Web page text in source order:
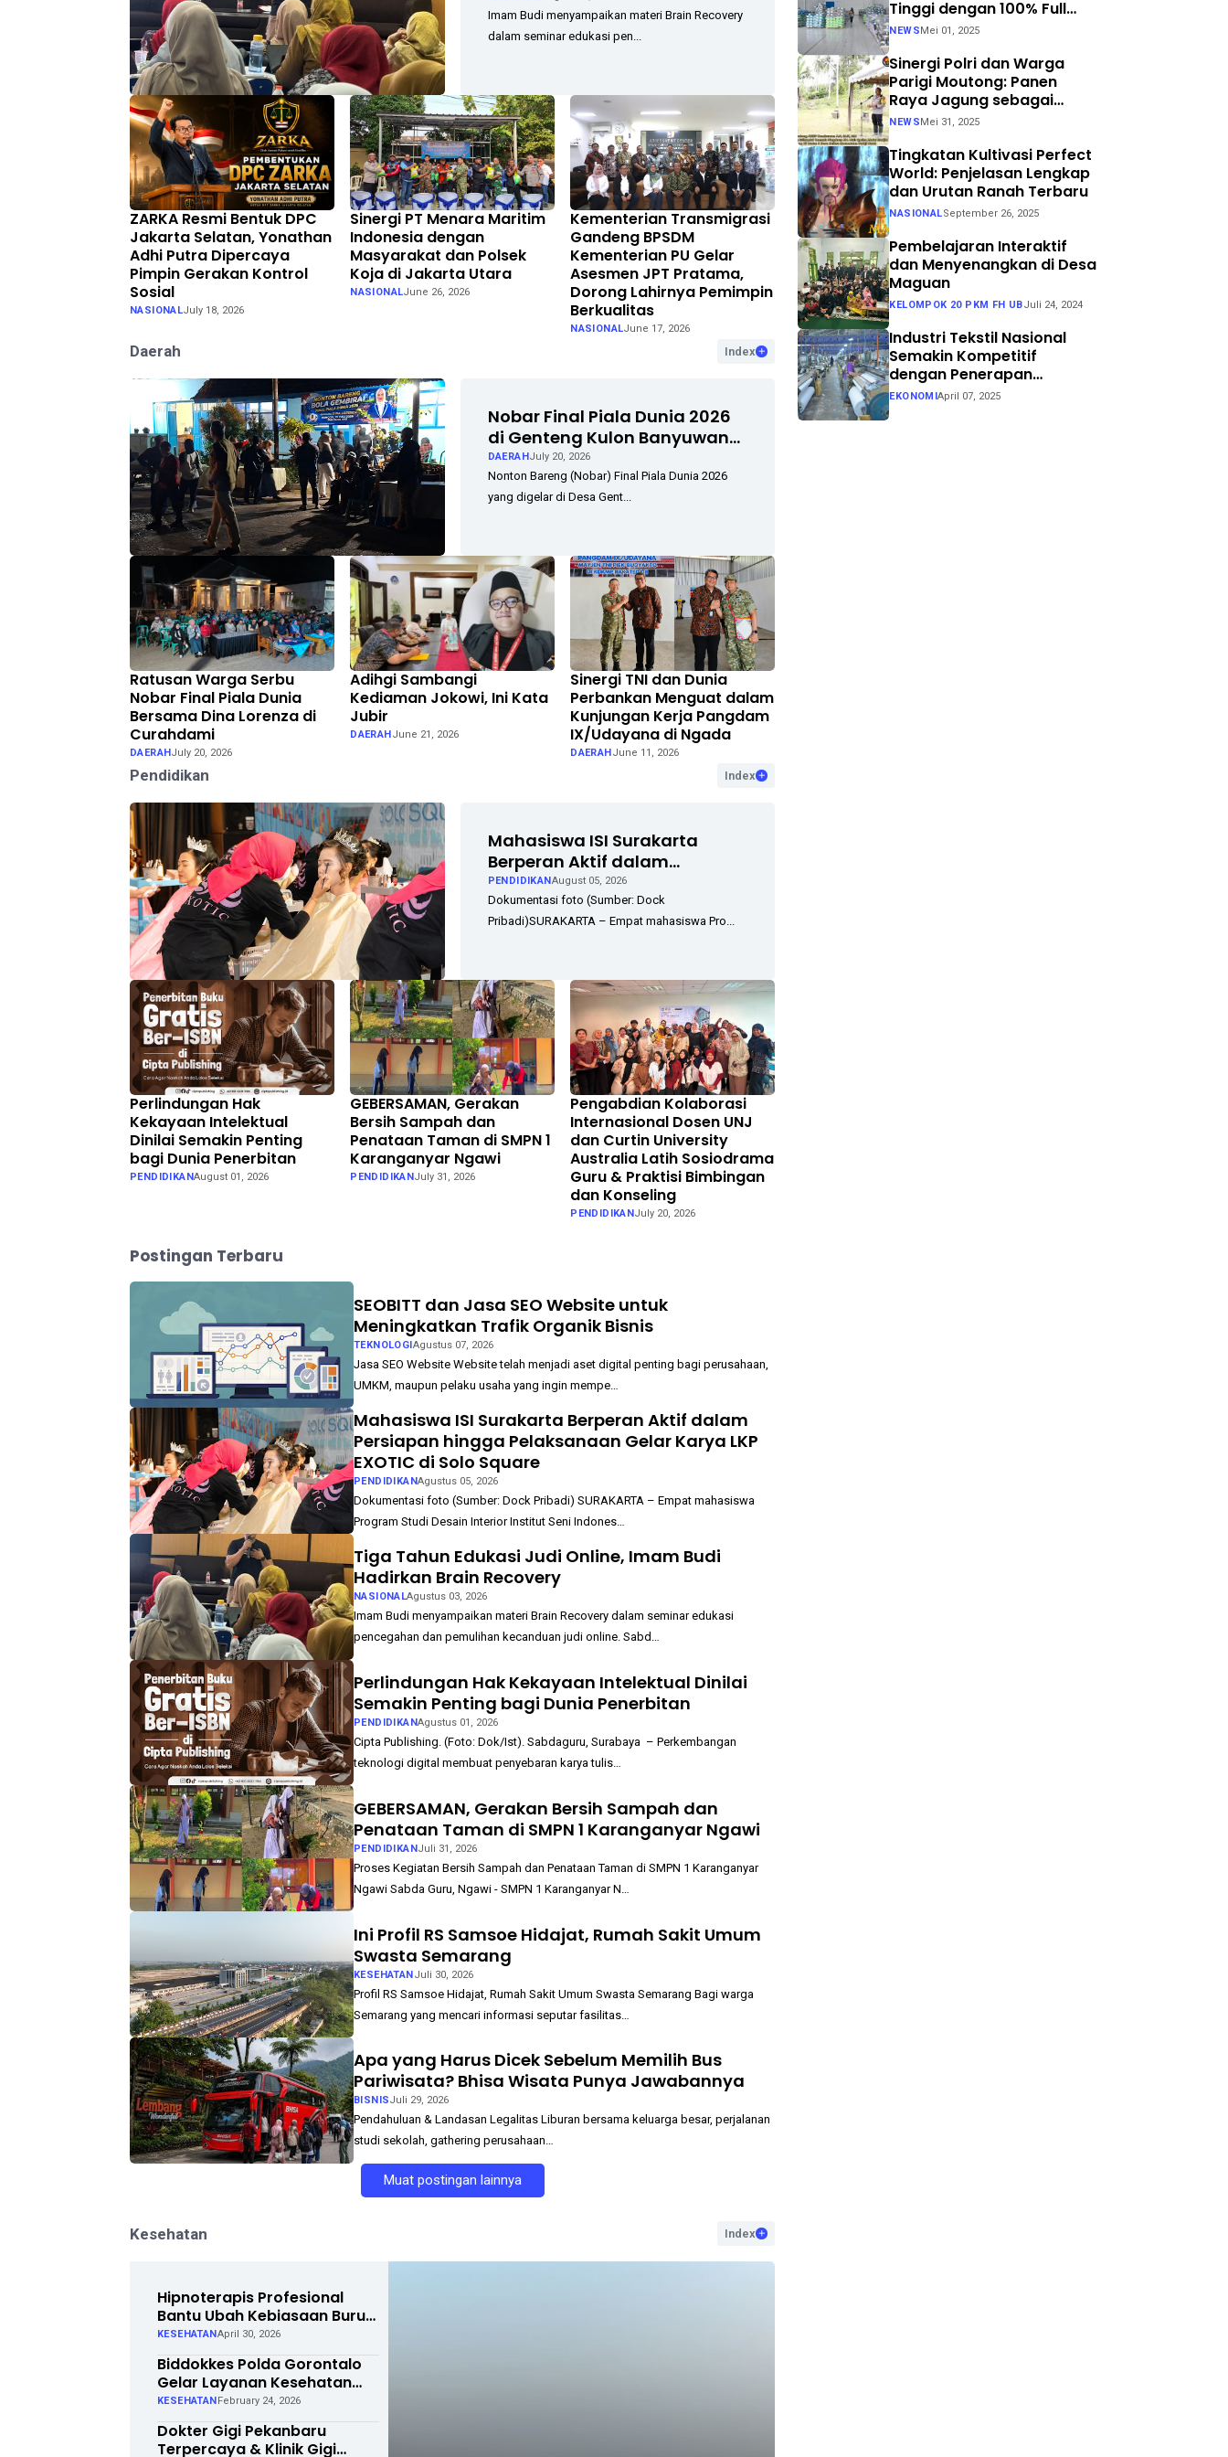
Imam Budi menyampaikan materi Brain Recovery
dalam seminar edukasi pen...
ZARKA Resmi Bentuk DPC
Jakarta Selatan, Yonathan
Adhi Putra Dipercaya
Pimpin Gerakan Kontrol
Sosial
NASIONALJuly 18, 2026
Sinergi PT Menara Maritim
Indonesia dengan
Masyarakat dan Polsek
Koja di Jakarta Utara
NASIONALJune 26, 2026
Kementerian Transmigrasi
Gandeng BPSDM
Kementerian PU Gelar
Asesmen JPT Pratama,
Dorong Lahirnya Pemimpin
Berkualitas
NASIONALJune 17, 2026
Daerah Index
Nobar Final Piala Dunia 2026
di Genteng Kulon Banyuwangi
Berlangsung Meriah,
Didukung TVRI Sport Bersama
Anggota DPR RI Dina Lorenza
DAERAH July 20, 2026
Nonton Bareng (Nobar) Final Piala Dunia 2026
yang digelar di Desa Gent...
Ratusan Warga Serbu
Nobar Final Piala Dunia
Bersama Dina Lorenza di
Curahdami
DAERAH July 20, 2026
Adihgi Sambangi
Kediaman Jokowi, Ini Kata
Jubir
DAERAH June 21, 2026
Sinergi TNI dan Dunia
Perbankan Menguat dalam
Kunjungan Kerja Pangdam
IX/Udayana di Ngada
DAERAH June 11, 2026
Pendidikan Index
Mahasiswa ISI Surakarta
Berperan Aktif dalam
Persiapan hingga
Pelaksanaan Gelar Karya LKP
EXOTIC di Solo Square
PENDIDIKAN August 05, 2026
Dokumentasi foto (Sumber: Dock
Pribadi)SURAKARTA – Empat mahasiswa Pro...
Perlindungan Hak
Kekayaan Intelektual
Dinilai Semakin Penting
bagi Dunia Penerbitan
PENDIDIKANAugust 01, 2026
GEBERSAMAN, Gerakan
Bersih Sampah dan
Penataan Taman di SMPN 1
Karanganyar Ngawi
PENDIDIKAN July 31, 2026
Pengabdian Kolaborasi
Internasional Dosen UNJ
dan Curtin University
Australia Latih Sosiodrama
Guru & Praktisi Bimbingan
dan Konseling
PENDIDIKAN July 20, 2026
Postingan Terbaru
SEOBITT dan Jasa SEO Website untuk
Meningkatkan Trafik Organik Bisnis
TEKNOLOGIAgustus 07, 2026
Jasa SEO Website Website telah menjadi aset digital penting bagi perusahaan,
UMKM, maupun pelaku usaha yang ingin mempe…
Mahasiswa ISI Surakarta Berperan Aktif dalam
Persiapan hingga Pelaksanaan Gelar Karya LKP
EXOTIC di Solo Square
PENDIDIKANAgustus 05, 2026
Dokumentasi foto (Sumber: Dock Pribadi) SURAKARTA – Empat mahasiswa
Program Studi Desain Interior Institut Seni Indones…
Tiga Tahun Edukasi Judi Online, Imam Budi
Hadirkan Brain Recovery
NASIONALAgustus 03, 2026
Imam Budi menyampaikan materi Brain Recovery dalam seminar edukasi
pencegahan dan pemulihan kecanduan judi online. Sabd…
Perlindungan Hak Kekayaan Intelektual Dinilai
Semakin Penting bagi Dunia Penerbitan
PENDIDIKANAgustus 01, 2026
Cipta Publishing. (Foto: Dok/Ist). Sabdaguru, Surabaya – Perkembangan
teknologi digital membuat penyebaran karya tulis…
GEBERSAMAN, Gerakan Bersih Sampah dan
Penataan Taman di SMPN 1 Karanganyar Ngawi
PENDIDIKANJuli 31, 2026
Proses Kegiatan Bersih Sampah dan Penataan Taman di SMPN 1 Karanganyar
Ngawi Sabda Guru, Ngawi - SMPN 1 Karanganyar N…
Ini Profil RS Samsoe Hidajat, Rumah Sakit Umum
Swasta Semarang
KESEHATANJuli 30, 2026
Profil RS Samsoe Hidajat, Rumah Sakit Umum Swasta Semarang Bagi warga
Semarang yang mencari informasi seputar fasilitas…
Apa yang Harus Dicek Sebelum Memilih Bus
Pariwisata? Bhisa Wisata Punya Jawabannya
BISNISJuli 29, 2026
Pendahuluan & Landasan Legalitas Liburan bersama keluarga besar, perjalanan
studi sekolah, gathering perusahaan…
Muat postingan lainnya
Kesehatan Index
Hipnoterapis Profesional
Bantu Ubah Kebiasaan Buruk
Jadi Lebih Baik
KESEHATANApril 30, 2026
Biddokkes Polda Gorontalo
Gelar Layanan Kesehatan
Gratis Selama Ramadhan
1447 Hijriah
KESEHATANFebruary 24, 2026
Dokter Gigi Pekanbaru
Terpercaya & Klinik Gigi
Tinggi dengan 100% Full
Process
NEWS Mei 01, 2025
Sinergi Polri dan Warga
Parigi Moutong: Panen
Raya Jagung sebagai
Langkah Nyata Menuju
NEWS Mei 31, 2025
Tingkatan Kultivasi Perfect
World: Penjelasan Lengkap
dan Urutan Ranah Terbaru
NASIONALSeptember 26, 2025
Pembelajaran Interaktif
dan Menyenangkan di Desa
Maguan
KELOMPOK 20 PKM FH UBJuli 24, 2024
Industri Tekstil Nasional
Semakin Kompetitif
dengan Penerapan
Teknologi Air Jet Loom dan
EKONOMIApril 07, 2025